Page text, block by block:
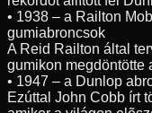
• 1938 – a Railton
gumiabroncsok
A Reid Railton által
gumikon megdöntötte
• 1947 – a Dunlop
Ezúttal John Cobb írt